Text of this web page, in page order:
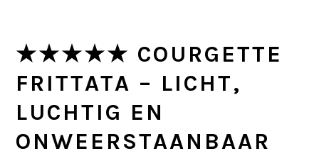
★★★★★ COURGETTE
FRITTATA – LICHT,
LUCHTIG EN
ONWEERSTAANBAAR